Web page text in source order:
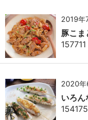
2019年
豚こま
2020年
いろん